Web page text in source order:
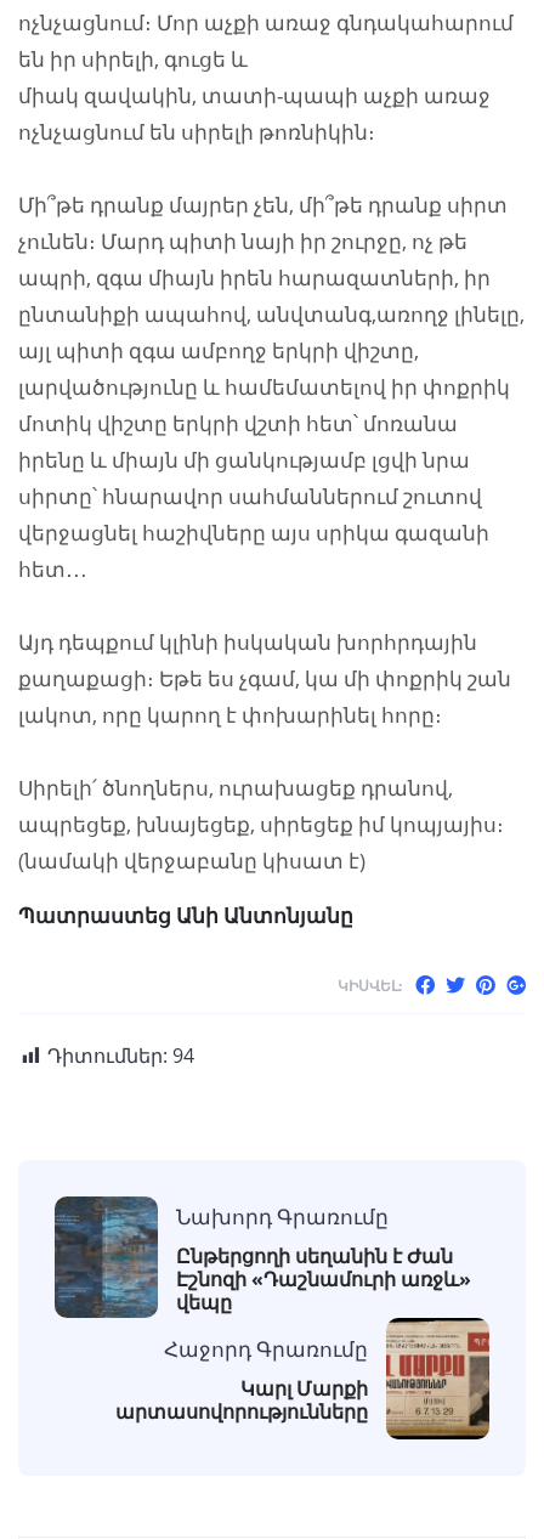
ոչնչացնում։ Մոր աչքի առաջ գնդակահարում
են իր սիրելի, գուցե և
միակ զավակին, տատի-պապի աչքի առաջ
ոչնչացնում են սիրելի թոռնիկին։
Մի՞թե դրանք մայրեր չեն, մի՞թե դրանք սիրտ
չունեն։ Մարդ պիտի նայի իր շուրջը, ոչ թե
ապրի, զգա միայն իրեն հարազատների, իր
ընտանիքի ապահով, անվտանգ,առողջ լինելը,
այլ պիտի զգա ամբողջ երկրի վիշտը,
լարվածությունը և համեմատելով իր փոքրիկ
մոտիկ վիշտը երկրի վշտի հետ՝ մոռանա
իրենը և միայն մի ցանկությամբ լցվի նրա
սիրտը՝ հնարավոր սահմաններում շուտով
վերջացնել հաշիվները այս սրիկա գազանի
հետ․․․
Այդ դեպքում կլինի իսկական խորհրդային
քաղաքացի։ Եթե ես չգամ, կա մի փոքրիկ շան
լակոտ, որը կարող է փոխարինել հորը։
Սիրելի՛ ծնողներս, ուրախացեք դրանով,
ապրեցեք, խնայեցեք, սիրեցեք իմ կոպյայիս։
(նամակի վերջաբանը կիսատ է)
Պատրաստեց Անի Անտոնյանը
ԿԻՍՎԵԼ:
Դիտումներ: 94
Նախորդ Գրառումը
Ընթերցողի սեղանին է Ժան
Էշնոզի «Դաշնամուրի առջև»
վեպը
Հաջորդ Գրառումը
Կարլ Մարքի
արտասովորությունները